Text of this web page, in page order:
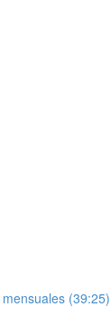
(39:25)